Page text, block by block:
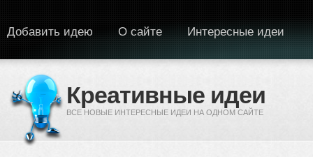
Креативные идеи
ВСЕ НОВЫЕ ИНТЕРЕСНЫЕ ИДЕИ НА ОДНОМ САЙТЕ
Добавить идею О сайте Интересные идеи